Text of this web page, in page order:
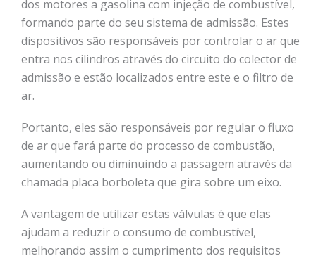
dos motores a gasolina com injeção de combustível,
formando parte do seu sistema de admissão. Estes
dispositivos são responsáveis por controlar o ar que
entra nos cilindros através do circuito do colector de
admissão e estão localizados entre este e o filtro de
ar.
Portanto, eles são responsáveis por regular o fluxo
de ar que fará parte do processo de combustão,
aumentando ou diminuindo a passagem através da
chamada placa borboleta que gira sobre um eixo.
A vantagem de utilizar estas válvulas é que elas
ajudam a reduzir o consumo de combustível,
melhorando assim o cumprimento dos requisitos